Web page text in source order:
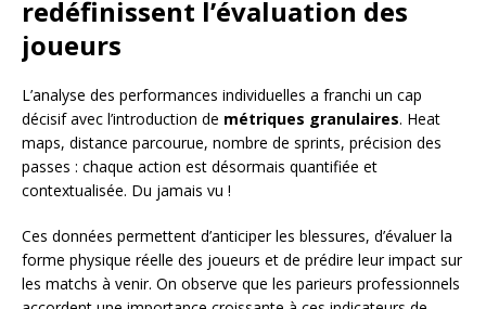
redéfinissent l’évaluation des
joueurs
L’analyse des performances individuelles a franchi un cap
décisif avec l’introduction de métriques granulaires. Heat
maps, distance parcourue, nombre de sprints, précision des
passes : chaque action est désormais quantifiée et
contextualisée. Du jamais vu !
Ces données permettent d’anticiper les blessures, d’évaluer la
forme physique réelle des joueurs et de prédire leur impact sur
les matchs à venir. On observe que les parieurs professionnels